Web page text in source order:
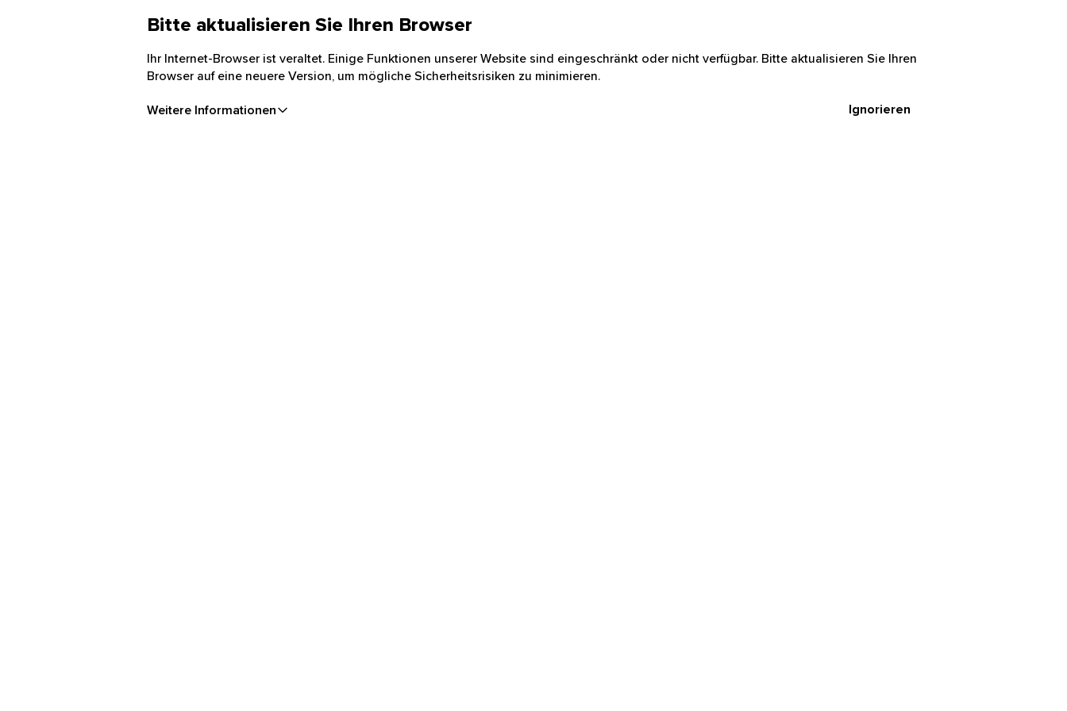
Bitte aktualisieren Sie Ihren Browser
Ihr Internet-Browser ist veraltet. Einige Funktionen unserer Website sind eingeschränkt oder nicht verfügbar. Bitte aktualisieren Sie Ihren
Browser auf eine neuere Version, um mögliche Sicherheitsrisiken zu minimieren.
Weitere Informationen Ignorieren